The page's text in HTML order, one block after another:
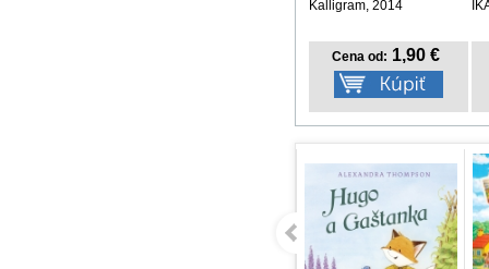
Kalligram, 2014
Cena od: 1,90 €